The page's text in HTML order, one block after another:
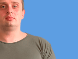
ответ
с учетом